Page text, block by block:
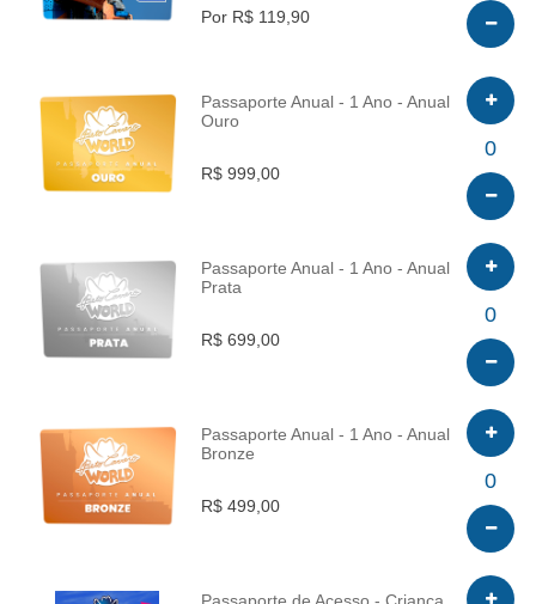
Por R$ 119,90
INFO
Passaporte Anual - 1 Ano - Anual
Ouro
R$ 999,00
0
INFO
Passaporte Anual - 1 Ano - Anual
Prata
R$ 699,00
0
INFO
Passaporte Anual - 1 Ano - Anual
Bronze
R$ 499,00
0